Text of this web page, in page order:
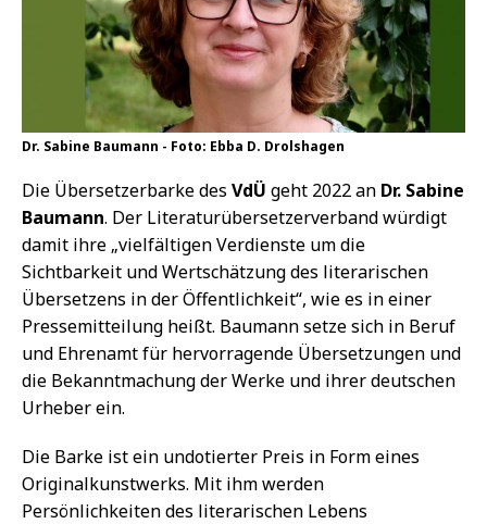
Dr. Sabine Baumann - Foto: Ebba D. Drolshagen
Die Übersetzerbarke des VdÜ geht 2022 an Dr. Sabine
Baumann. Der Literaturübersetzerverband würdigt
damit ihre „vielfältigen Verdienste um die
Sichtbarkeit und Wertschätzung des literarischen
Übersetzens in der Öffentlichkeit“, wie es in einer
Pressemitteilung heißt. Baumann setze sich in Beruf
und Ehrenamt für hervorragende Übersetzungen und
die Bekanntmachung der Werke und ihrer deutschen
Urheber ein.
Die Barke ist ein undotierter Preis in Form eines
Originalkunstwerks. Mit ihm werden
Persönlichkeiten des literarischen Lebens